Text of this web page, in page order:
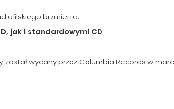
brzmienia.
jak i standardowymi CD
wydany przez Columbia Records w